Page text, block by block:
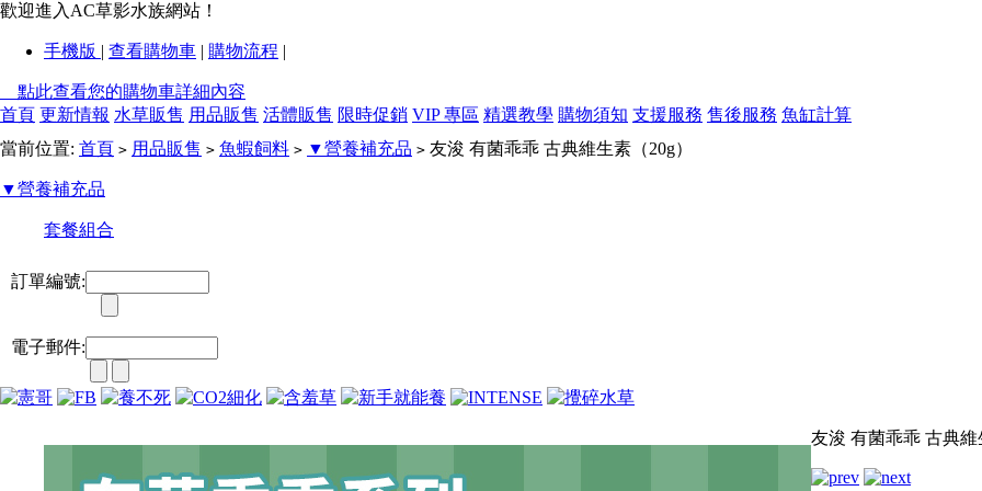
歡迎進入AC草影水族網站！
手機版 | 查看購物車 | 購物流程 |
點此查看您的購物車詳細內容
首頁 更新情報 水草販售 用品販售 活體販售 限時促銷 VIP 專區 精選教學 購物須知 支援服務 售後服務 魚缸計算
當前位置: 首頁 > 用品販售 > 魚蝦飼料 > ▼營養補充品 > 友浚 有菌乖乖 古典維生素（20g）
▼營養補充品
套餐組合
訂單編號:
電子郵件:
友浚 有菌乖乖 古典維